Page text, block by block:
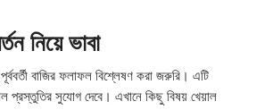
নিয়ে ভাবা
বাজির ফলাফল বিশ্লেষণ করা জরুরি। এটি
প্রস্তুতির সুযোগ দেবে। এখানে কিছু বিষয় খেয়াল